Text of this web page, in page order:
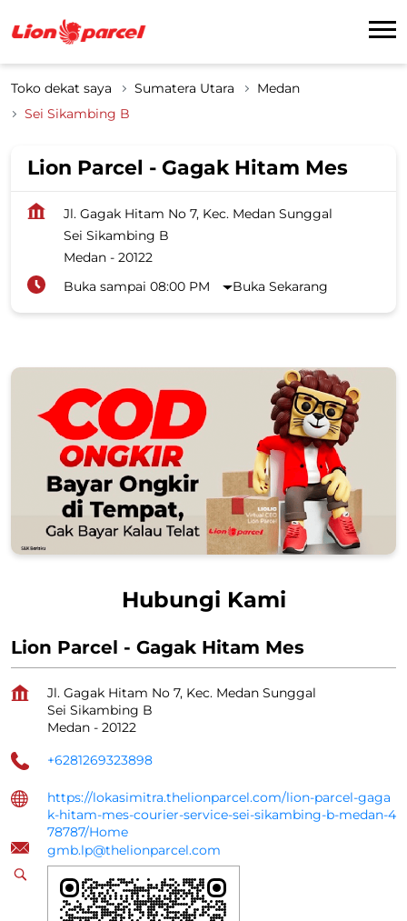
Toko dekat saya Sumatera Utara
Medan
Sei Sikambing B
Lion Parcel - Gagak Hitam Mes
Jl. Gagak Hitam No 7, Kec. Medan Sunggal
Sei Sikambing B
Medan - 20122
Buka sampai 08:00 PM
Buka Sekarang
Hubungi Kami
Lion Parcel - Gagak Hitam Mes
Jl. Gagak Hitam No 7, Kec. Medan Sunggal
Sei Sikambing B
Medan - 20122
+6281269323898
https://lokasimitra.thelionparcel.com/lion-parcel-gaga
k-hitam-mes-courier-service-sei-sikambing-b-medan-4
78787/Home
gmb.lp@thelionparcel.com